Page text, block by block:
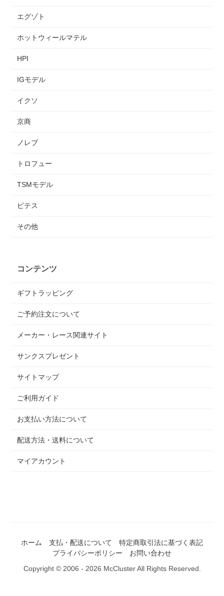
エグゾト
ホットウィールマテル
HPI
IGモデル
イクソ
京商
ノレブ
トロフュー
TSMモデル
ビテス
その他
コンテンツ
ギフトラッピング
ご予約注文について
メーカー・レース関連サイト
サンクスプレゼント
サイトマップ
ご利用ガイド
お支払い方法について
配送方法・送料について
マイアカウント
ホーム 支払・配送について
特定商取引法に基づく表記
プライバシーポリシー
お問い合わせ
Copyright © 2006 - 2026 McCluster All Rights Reserved.